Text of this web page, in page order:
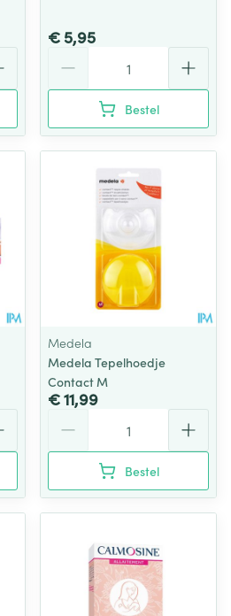
€ 5,95
Bestel
Medela
Medela Tepelhoedje
Contact M
€ 11,99
Bestel